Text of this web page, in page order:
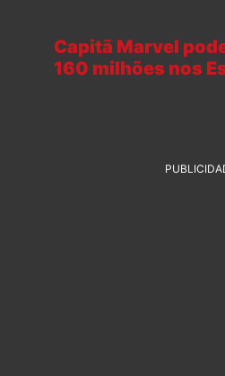
Capitã Marvel
160 milhões nos